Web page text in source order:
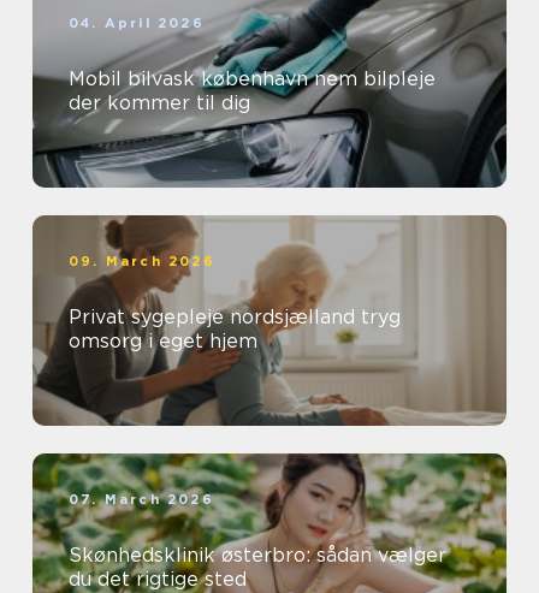
04. April 2026
Mobil bilvask københavn nem bilpleje
der kommer til dig
09. March 2026
Privat sygepleje nordsjælland tryg
omsorg i eget hjem
07. March 2026
Skønhedsklinik østerbro: sådan vælger
du det rigtige sted